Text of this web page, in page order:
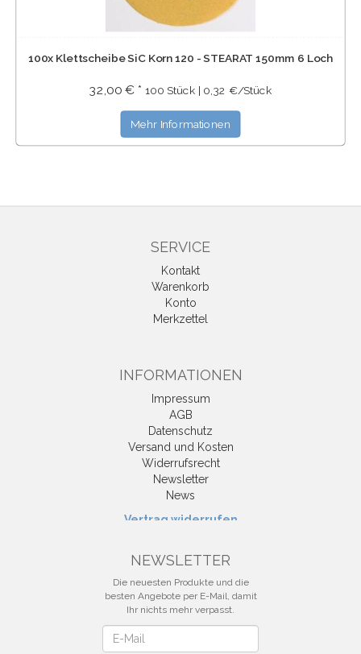
100x Klettscheibe SiC Korn 120 - STEARAT 150mm 6 Loch
32,00 € * 100 Stück | 0,32 €/Stück
Mehr Informationen
SERVICE
Kontakt
Warenkorb
Konto
Merkzettel
INFORMATIONEN
Impressum
AGB
Datenschutz
Versand und Kosten
Widerrufsrecht
Newsletter
News
Vertrag widerrufen
NEWSLETTER
Die neuesten Produkte und die
besten Angebote per E-Mail, damit
Ihr nichts mehr verpasst.